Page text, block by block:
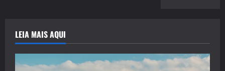
LEIA MAIS AQUI